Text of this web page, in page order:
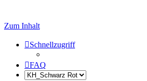
Zum Inhalt
Schnellzugriff
FAQ